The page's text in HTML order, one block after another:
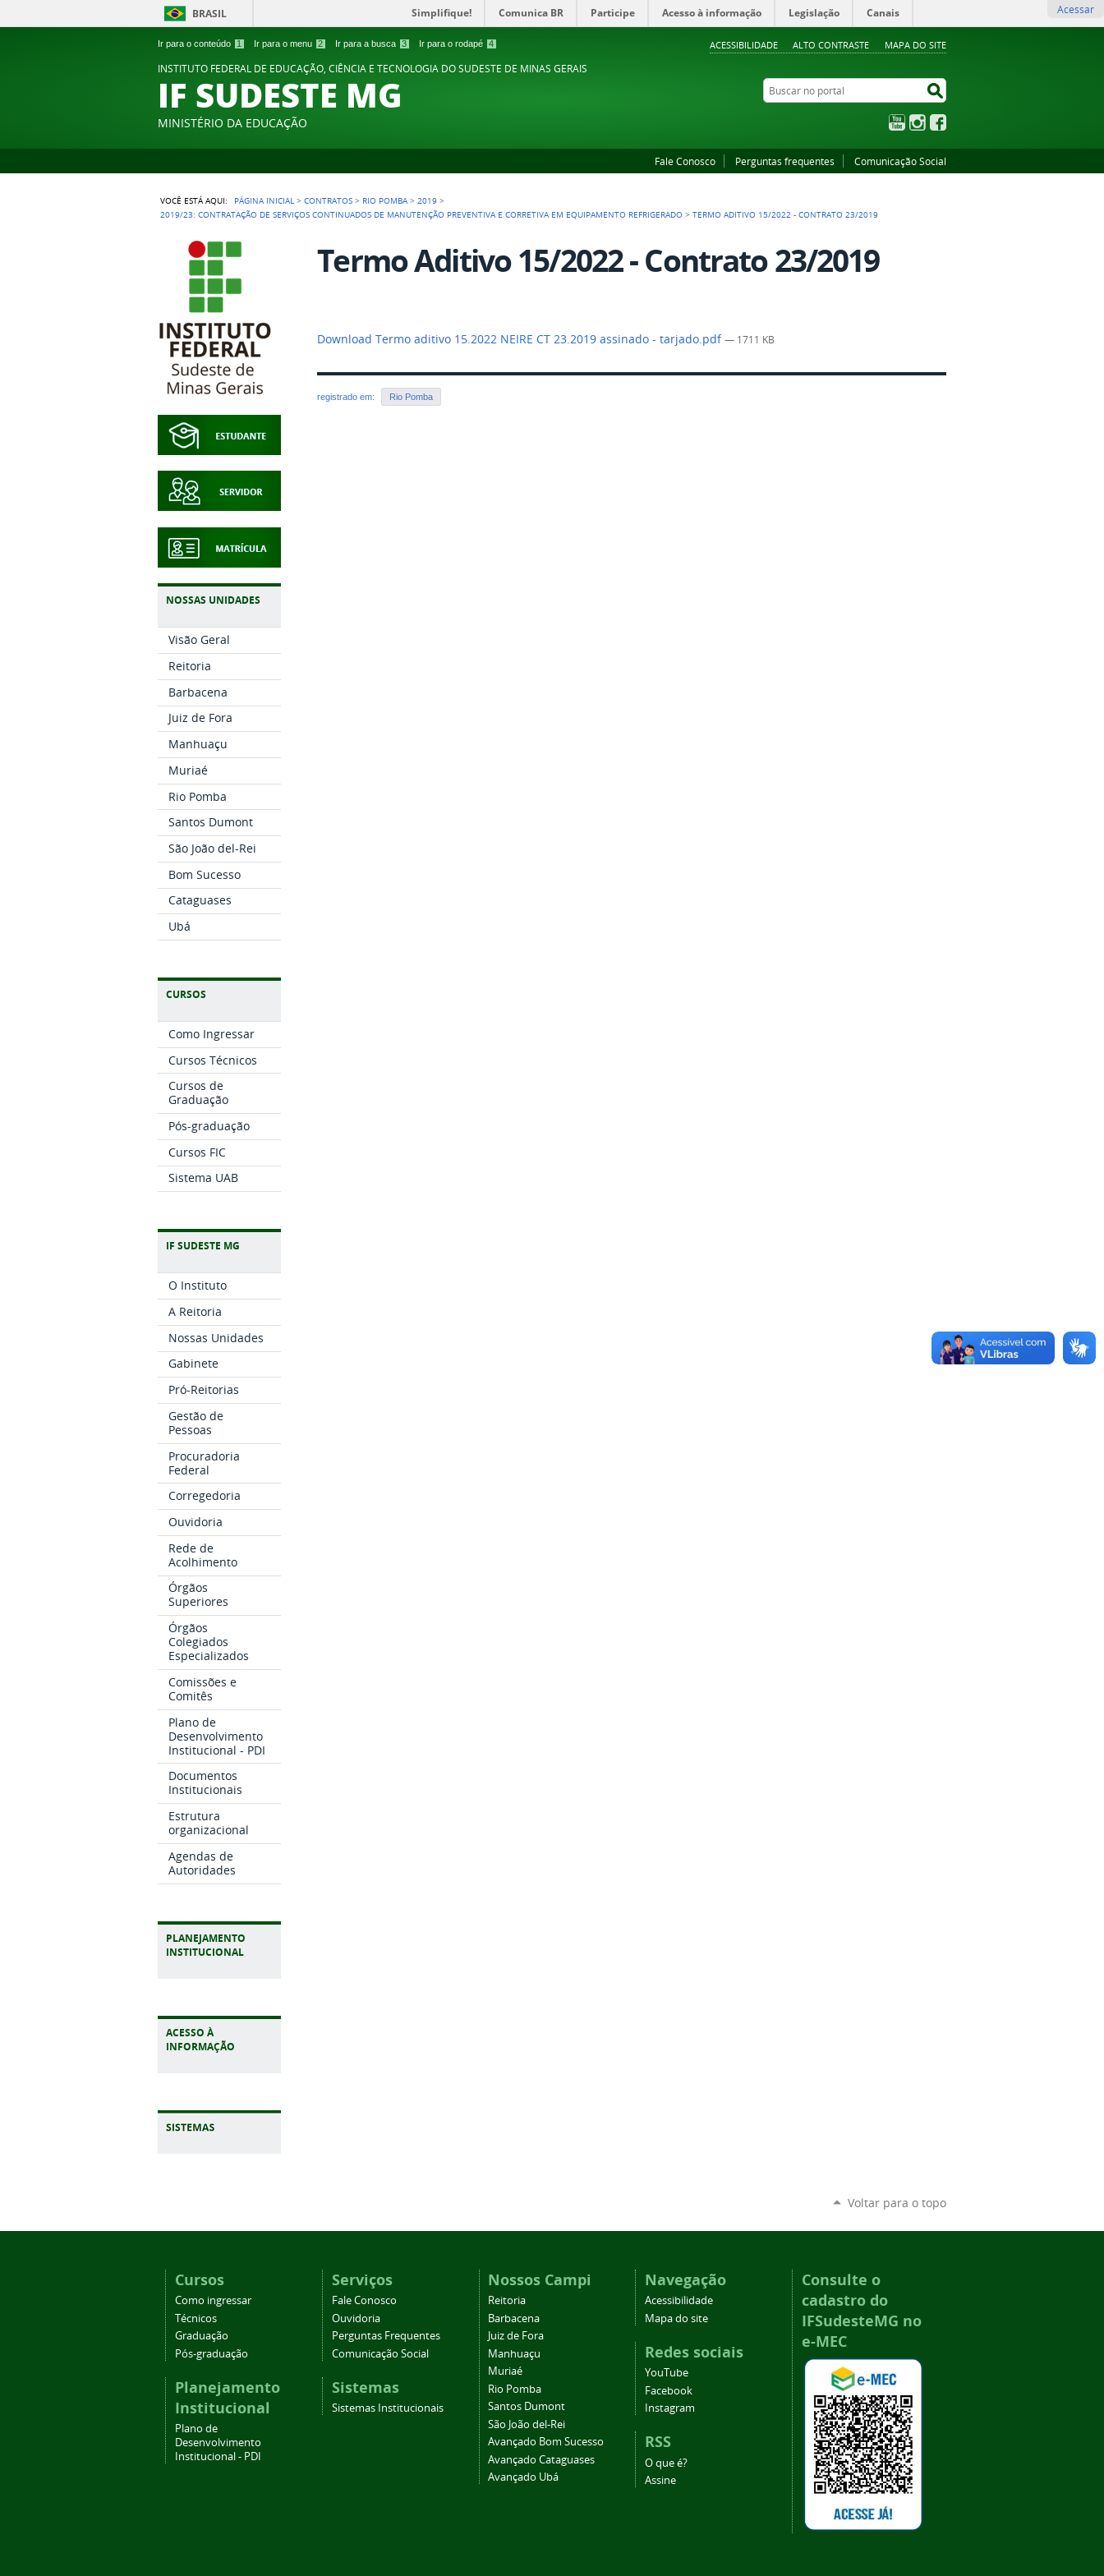
Ir para o conteúdo 1 Ir para o menu 2 Ir para a busca 3 Ir para o rodapé 4 ACESSIBILIDADE ALTO CONTRASTE MAPA DO SITE
BRASIL Simplifique! Comunica BR Participe Acesso à informação Legislação Canais Acessar
INSTITUTO FEDERAL DE EDUCAÇÃO, CIÊNCIA E TECNOLOGIA DO SUDESTE DE MINAS GERAIS
IF SUDESTE MG
MINISTÉRIO DA EDUCAÇÃO
Buscar no portal
YouTubeInstagram
Fale Conosco Perguntas frequentes Comunicação Social
VOCÊ ESTÁ AQUI: PÁGINA INICIAL >CONTRATOS > RIO POMBA >2019 >
2019/23: CONTRATAÇÃO DE SERVIÇOS CONTINUADOS DE MANUTENÇÃO PREVENTIVA E CORRETIVA EM EQUIPAMENTO REFRIGERADO >TERMO ADITIVO 15/2022 - CONTRATO 23/2019
NOSSAS UNIDADES
Visão Geral
Reitoria
Barbacena
Juiz de Fora
Manhuaçu
Muriaé
Rio Pomba
Santos Dumont
São João del-Rei
Bom Sucesso
Cataguases
Ubá
CURSOS
Como Ingressar
Cursos Técnicos
Cursos de
Graduação
Pós-graduação
Cursos FIC
Sistema UAB
IF SUDESTE MG
O Instituto
A Reitoria
Nossas Unidades
Gabinete
Pró-Reitorias
Gestão de
Pessoas
Procuradoria
Federal
Corregedoria
Ouvidoria
Rede de
Acolhimento
Órgãos
Superiores
Órgãos
Colegiados
Especializados
Comissões e
Comitês
Plano de
Desenvolvimento
Institucional - PDI
Documentos
Institucionais
Estrutura
organizacional
Agendas de
Autoridades
PLANEJAMENTO
INSTITUCIONAL
ACESSO À
INFORMAÇÃO
Termo Aditivo 15/2022 - Contrato 23/2019
Download Termo aditivo 15.2022 NEIRE CT 23.2019 assinado - tarjado.pdf— 1711 KB
registrado em: Rio Pomba
Voltar para o topo
Cursos
Como ingressar
Técnicos
Graduação
Pós-graduação
Planejamento
Institucional
Plano de
Desenvolvimento
Institucional - PDI
Serviços
Fale Conosco
Ouvidoria
Perguntas Frequentes
Comunicação Social
Sistemas
Sistemas Institucionais
Nossos Campi
Reitoria
Barbacena
Juiz de Fora
Manhuaçu
Muriaé
Rio Pomba
Santos Dumont
São João del-Rei
Avançado Bom Sucesso
Avançado Cataguases
Avançado Ubá
Navegação
Acessibilidade
Mapa do site
Redes sociais
YouTube
Facebook
Instagram
RSS
O que é?
Assine
Consulte o
cadastro do
IFSudesteMG no
e-MEC